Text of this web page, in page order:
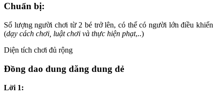
Chuẩn bị:
Số lượng người chơi từ 2 bé trở lên, có thể có người lớn điều khiển
(dạy cách chơi, luật chơi và thực hiện phạt,..)
Diện tích chơi đủ rộng
Đồng dao dung dăng dung dẻ
Lời 1: